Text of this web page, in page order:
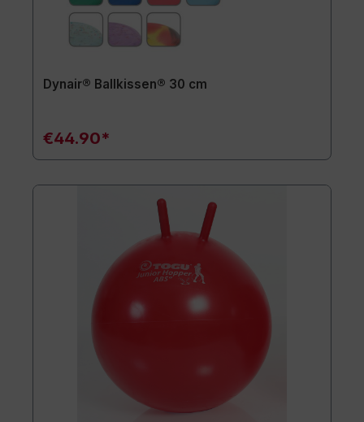
Dynair® Ballkissen® 30 cm
€44.90*